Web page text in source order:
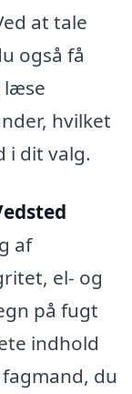
at tale
også få
læse
hvilket
i dit valg.
af
el- og
på fugt
indhold
du